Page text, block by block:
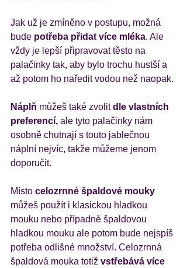
Jak už je zmíněno v postupu, možná
bude potřeba přidat více mléka. Ale
vždy je lepší připravovat těsto na
palačinky tak, aby bylo trochu hustší a
až potom ho naředit vodou než naopak.
Náplň můžeš také zvolit dle vlastních
preferencí, ale tyto palačinky nám
osobně chutnají s touto jablečnou
náplní nejvíc, takže můžeme jenom
doporučit.
Místo celozrnné špaldové mouky
můžeš použít i klasickou hladkou
mouku nebo případně špaldovou
hladkou mouku ale potom bude nejspíš
potřeba odlišné množství. Celozrnná
špaldová mouka totiž vstřebává více